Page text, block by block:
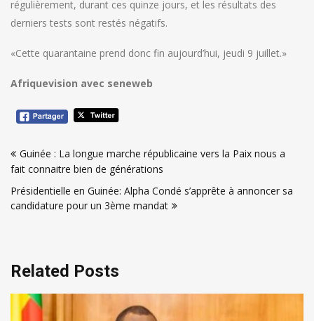
régulièrement, durant ces quinze jours, et les résultats des
derniers tests sont restés négatifs.
«Cette quarantaine prend donc fin aujourd’hui, jeudi 9 juillet.»
Afriquevision avec seneweb
de
l’article
Guinée : La longue marche républicaine vers la Paix nous a
fait connaitre bien de générations
Présidentielle en Guinée: Alpha Condé s’apprête à annoncer sa
candidature pour un 3ème mandat
Related Posts